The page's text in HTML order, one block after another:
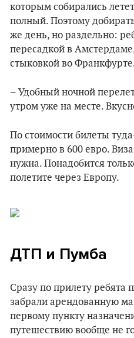
которым собирались
полный. Поэтому
же день, но раздельно:
пересадкой в
стыковкой во
– Удобный ночной
утром уже на месте.
По стоимости билеты
примерно в 600 евро.
нужна. Понадобится
полетите через Европу.
ДТП и Пумба
Сразу по прилету ребята
забрали арендованную
первому пункту
путешествию вообще не